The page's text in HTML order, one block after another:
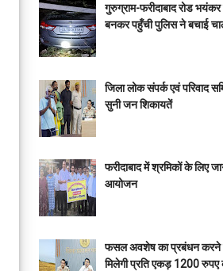
गुरुग्राम-फरीदाबाद रोड
बनकर पहुँची पुलिस ने बचाई
जिला लोक संपर्क एवं परिवाद
सुनी जन शिकायतें
फरीदाबाद में श्रमिकों के लिए
आयोजन
फसल अवशेष का प्रबंधन करने
मिलेगी प्रति एकड़ 1200 रुपए